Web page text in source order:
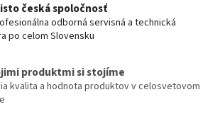
česká spoločnosť
odborná servisná a technická
po celom Slovensku
produktmi si stojíme
kvalita a hodnota produktov v celosvetovom